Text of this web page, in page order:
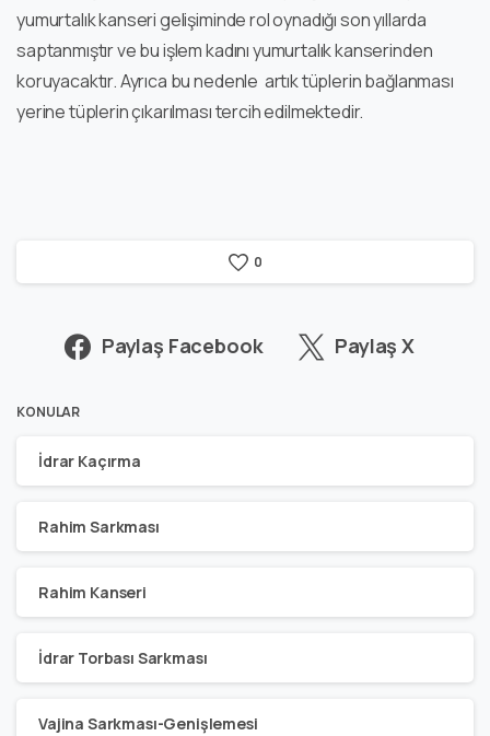
yumurtalık kanseri gelişiminde rol oynadığı son yıllarda
saptanmıştır ve bu işlem kadını yumurtalık kanserinden
koruyacaktır. Ayrıca bu nedenle artık tüplerin bağlanması
yerine tüplerin çıkarılması tercih edilmektedir.
0
Paylaş Facebook Paylaş X
KONULAR
İdrar Kaçırma
Rahim Sarkması
Rahim Kanseri
İdrar Torbası Sarkması
Vajina Sarkması-Genişlemesi